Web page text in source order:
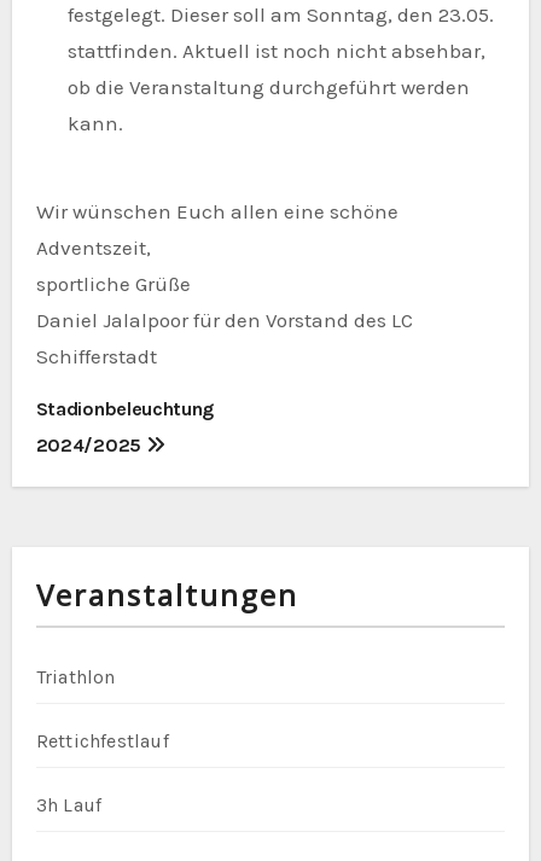
festgelegt. Dieser soll am Sonntag, den 23.05.
stattfinden. Aktuell ist noch nicht absehbar,
ob die Veranstaltung durchgeführt werden
kann.
Wir wünschen Euch allen eine schöne
Adventszeit,
sportliche Grüße
Daniel Jalalpoor für den Vorstand des LC
Schifferstadt
B
e
r
a
s
n
Stadionbeleuchtung
2024/2025
Veranstaltungen
Triathlon
Rettichfestlauf
3h Lauf